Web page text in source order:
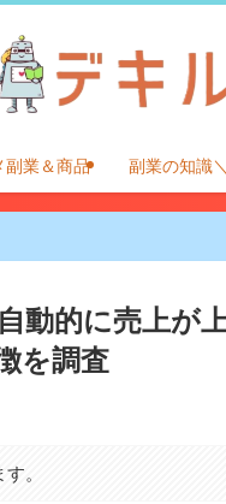
副業＆商品 副業の知識
動的に売上が
を調査
。